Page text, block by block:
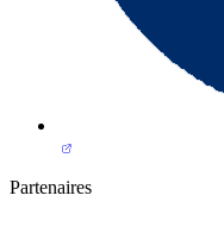
Partenaires